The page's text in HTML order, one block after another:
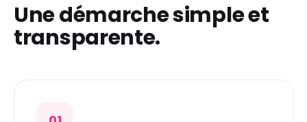
Une démarche simple et
transparente.